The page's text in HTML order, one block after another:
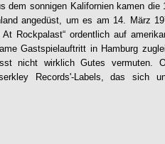
dem sonnigen Kalifornien kamen die
angedüst, um es am 14. März
Rockpalast“ ordentlich auf
Gastspielauftritt in Hamburg
nicht wirklich Gutes vermuten.
Records'-Labels, das sich